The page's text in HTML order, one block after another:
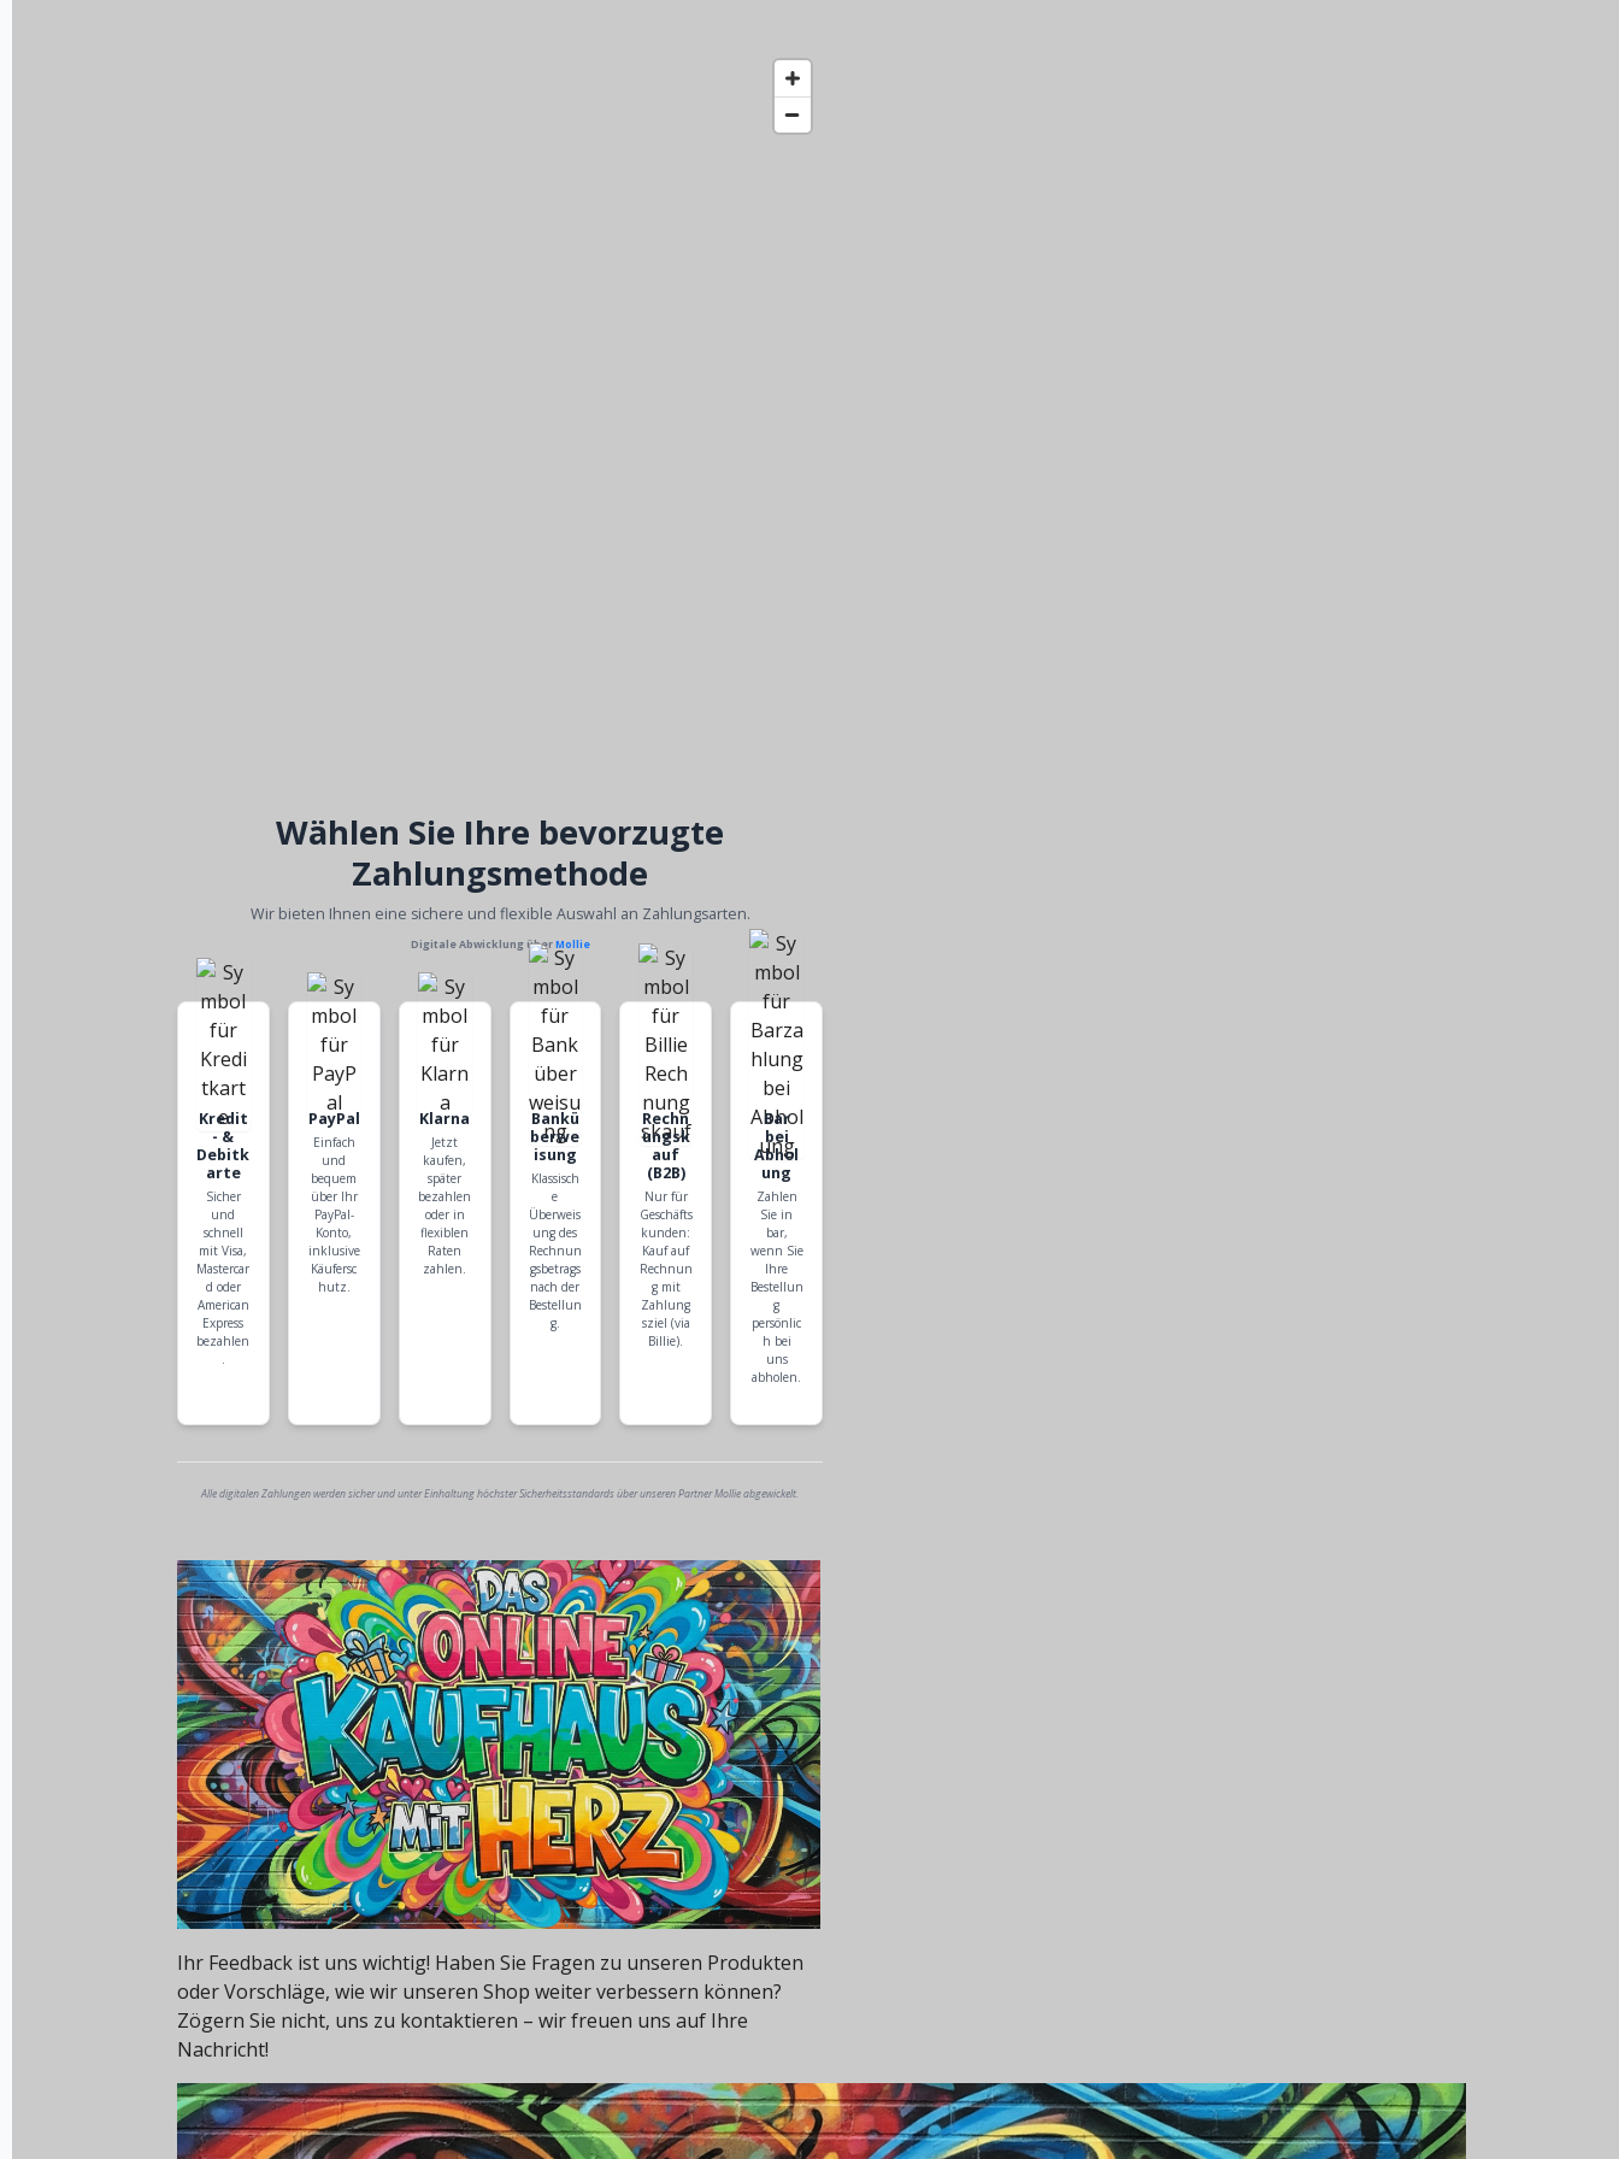
Wählen Sie Ihre bevorzugte
Zahlungsmethode
Wir bieten Ihnen eine sichere und flexible Auswahl an Zahlungsarten.
Digitale Abwicklung überMollie
Kredit
- &
Debitk
arte
Sicher
und
schnell
mit Visa,
Mastercar
d oder
American
Express
bezahlen
.
PayPal
Einfach
und
bequem
über Ihr
PayPal-
Konto,
inklusive
Käufersc
hutz.
Klarna
Jetzt
kaufen,
später
bezahlen
oder in
flexiblen
Raten
zahlen.
Bankü
berwe
isung
Klassisch
e
Überweis
ung des
Rechnun
gsbetrags
nach der
Bestellun
g.
Rechn
ungsk
auf
(B2B)
Nur für
Geschäfts
kunden:
Kauf auf
Rechnun
g mit
Zahlung
sziel (via
Billie).
Bar
bei
Abhol
ung
Zahlen
Sie in
bar,
wenn Sie
Ihre
Bestellun
g
persönlic
h bei
uns
abholen.
Alle digitalen Zahlungen werden sicher und unter Einhaltung höchster Sicherheitsstandards über unseren Partner Mollie abgewickelt.
Ihr Feedback ist uns wichtig! Haben Sie Fragen zu unseren Produkten
oder Vorschläge, wie wir unseren Shop weiter verbessern können?
Zögern Sie nicht, uns zu kontaktieren – wir freuen uns auf Ihre
Nachricht!